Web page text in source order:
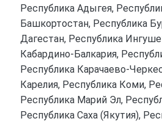
Республика Адыгея,
Башкортостан, Республика
Дагестан, Республика
Кабардино-Балкария,
Республика Карачаево-
Карелия, Республика Коми,
Республика Марий Эл,
Республика Саха (Якутия),